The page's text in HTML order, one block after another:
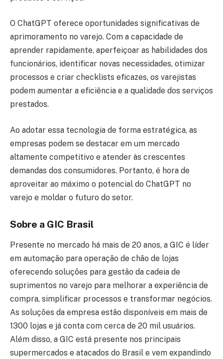
O ChatGPT oferece oportunidades significativas de
aprimoramento no varejo. Com a capacidade de
aprender rapidamente, aperfeiçoar as habilidades dos
funcionários, identificar novas necessidades, otimizar
processos e criar checklists eficazes, os varejistas
podem aumentar a eficiência e a qualidade dos serviços
prestados.
Ao adotar essa tecnologia de forma estratégica, as
empresas podem se destacar em um mercado
altamente competitivo e atender às crescentes
demandas dos consumidores. Portanto, é hora de
aproveitar ao máximo o potencial do ChatGPT no
varejo e moldar o futuro do setor.
Sobre a GIC Brasil
Presente no mercado há mais de 20 anos, a GIC é líder
em automação para operação de chão de lojas
oferecendo soluções para gestão da cadeia de
suprimentos no varejo para melhorar a experiência de
compra, simplificar processos e transformar negócios.
As soluções da empresa estão disponíveis em mais de
1300 lojas e já conta com cerca de 20 mil usuários.
Além disso, a GIC está presente nos principais
supermercados e atacados do Brasil e vem expandindo